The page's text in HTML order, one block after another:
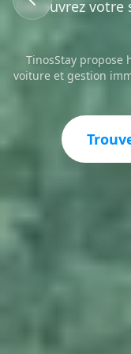
Découvrez
TinosStay propose
voiture et gestion